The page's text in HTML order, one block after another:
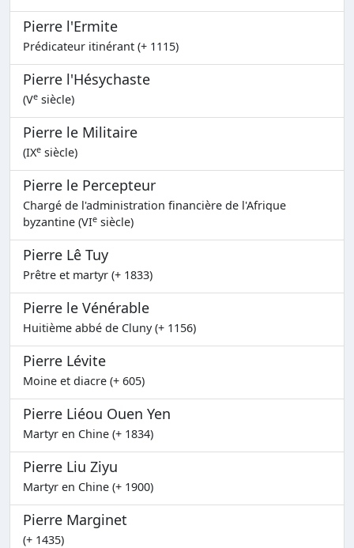
Pierre l'Ermite
Prédicateur itinérant (+ 1115)
Pierre l'Hésychaste
(Ve siècle)
Pierre le Militaire
(IXe siècle)
Pierre le Percepteur
Chargé de l'administration financière de l'Afrique
byzantine (VIe siècle)
Pierre Lê Tuy
Prêtre et martyr (+ 1833)
Pierre le Vénérable
Huitième abbé de Cluny (+ 1156)
Pierre Lévite
Moine et diacre (+ 605)
Pierre Liéou Ouen Yen
Martyr en Chine (+ 1834)
Pierre Liu Ziyu
Martyr en Chine (+ 1900)
Pierre Marginet
(+ 1435)